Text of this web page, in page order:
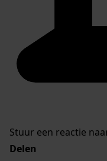
Stuur een reactie
Delen